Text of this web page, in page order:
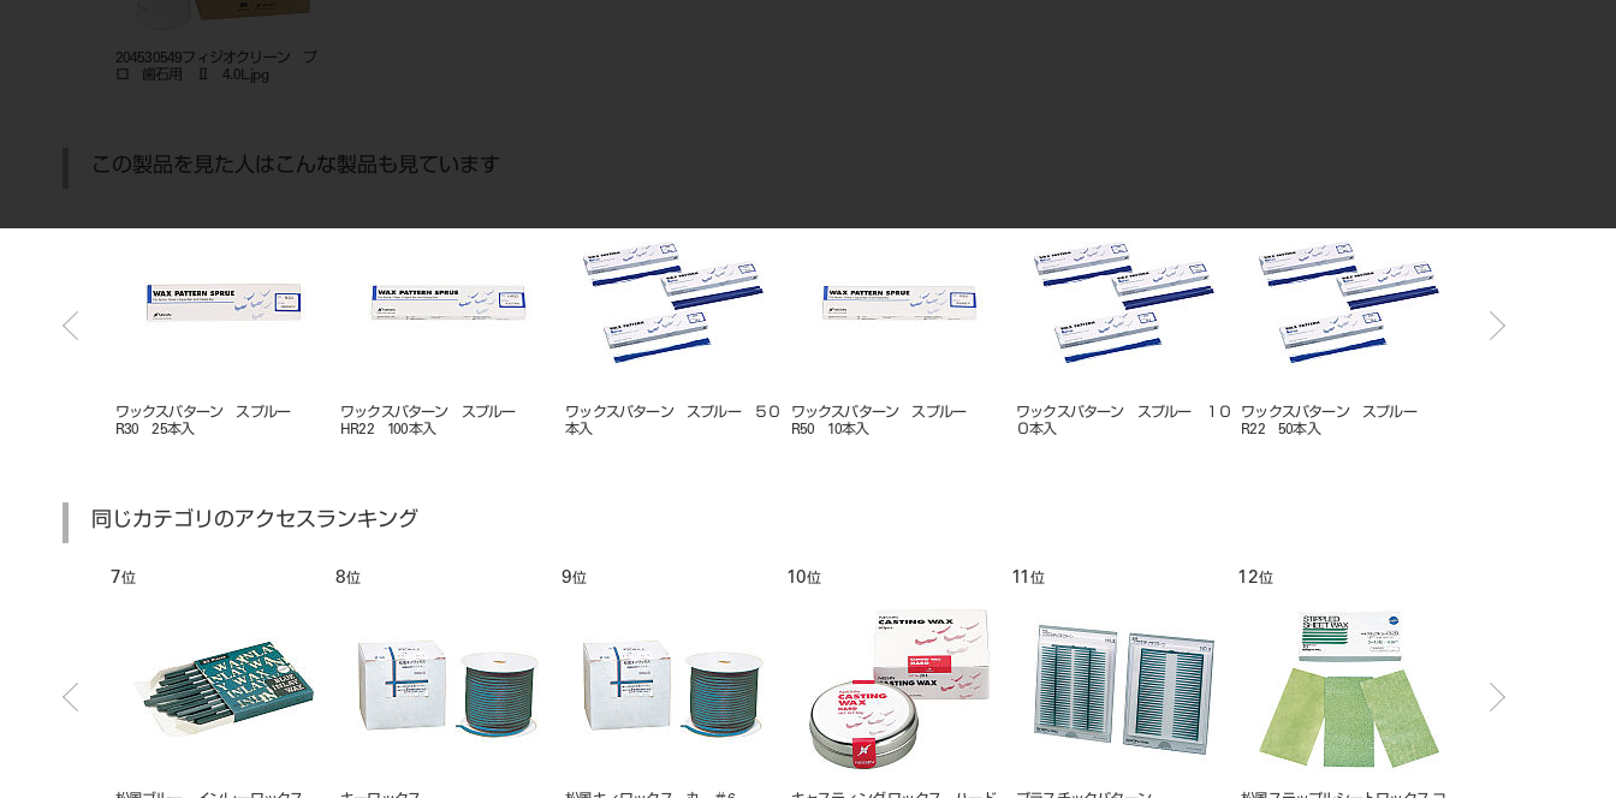
204530549フィジオクリーン プ
ロ 歯石用 Ⅱ 4.0L.jpg
この製品を見た人はこんな製品も見ています
ワックスパターン スプルー
R30 25本入
ワックスパターン スプルー
HR22 100本入
ワックスパターン スプルー ５０
本入
ワックスパターン スプルー
R50 10本入
ワックスパターン スプルー １０
０本入
ワックスパターン スプルー
R22 50本入
同じカテゴリのアクセスランキング
7位 8位 9位 10位 11位 12位